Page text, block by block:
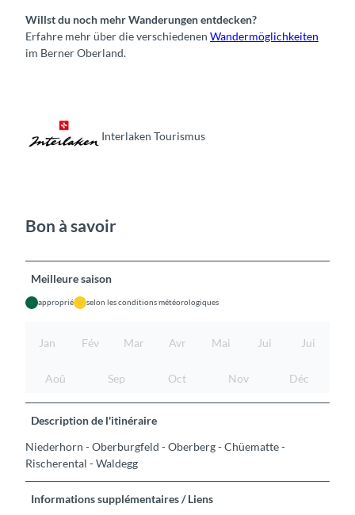
Willst du noch mehr Wanderungen entdecken?
Erfahre mehr über die verschiedenen Wandermöglichkeiten
im Berner Oberland.
Interlaken Tourismus
Bon à savoir
Meilleure saison
approprié selon les conditions météorologiques
Jan Fév Mar Avr Mai Jui Jui
Aoû Sep Oct Nov Déc
Description de l'itinéraire
Niederhorn - Oberburgfeld - Oberberg - Chüematte -
Rischerental - Waldegg
Informations supplémentaires / Liens